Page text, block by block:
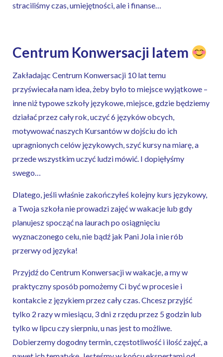
straciliśmy czas, umiejętności, ale i finanse…
Centrum Konwersacji latem
Zakładając Centrum Konwersacji 10 lat temu
przyświecała nam idea, żeby było to miejsce wyjątkowe –
inne niż typowe szkoły językowe, miejsce, gdzie będziemy
działać przez cały rok, uczyć 6 języków obcych,
motywować naszych Kursantów w dojściu do ich
upragnionych celów językowych, szyć kursy na miarę, a
przede wszystkim uczyć ludzi mówić. I dopięłyśmy
swego…
Dlatego, jeśli właśnie zakończyłeś kolejny kurs językowy,
a Twoja szkoła nie prowadzi zajęć w wakacje lub gdy
planujesz spocząć na laurach po osiągnięciu
wyznaczonego celu, nie bądź jak Pani Jola i nie rób
przerwy od języka!
Przyjdź do Centrum Konwersacji w wakacje, a my w
praktyczny sposób pomożemy Ci być w procesie i
kontakcie z językiem przez cały czas. Chcesz przyjść
tylko 2 razy w miesiącu, 3 dni z rzędu przez 5 godzin lub
tylko w lipcu czy sierpniu, u nas jest to możliwe.
Dobierzemy dogodny termin, częstotliwość i ilość zajęć, a